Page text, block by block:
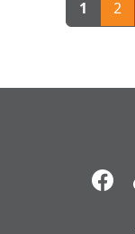
1 2